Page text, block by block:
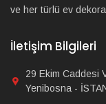
ve her türlü ev
İletişim Bilgileri
29 Ekim Caddesi
Yenibosna -